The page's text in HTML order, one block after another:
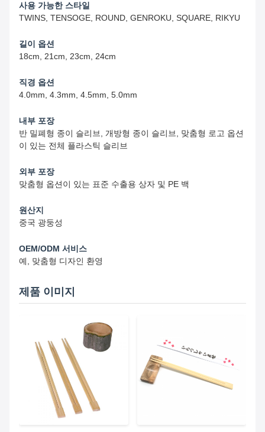
사용 가능한 스타일
TWINS, TENSOGE, ROUND, GENROKU, SQUARE, RIKYU
길이 옵션
18cm, 21cm, 23cm, 24cm
직경 옵션
4.0mm, 4.3mm, 4.5mm, 5.0mm
내부 포장
반 밀폐형 종이 슬리브, 개방형 종이 슬리브, 맞춤형 로고 옵션
이 있는 전체 플라스틱 슬리브
외부 포장
맞춤형 옵션이 있는 표준 수출용 상자 및 PE 백
원산지
중국 광둥성
OEM/ODM 서비스
예, 맞춤형 디자인 환영
제품 이미지